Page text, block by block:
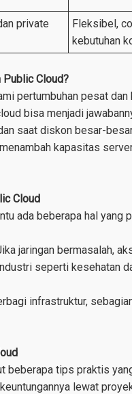
private
Fleksibel,
kebutuhan
Public Cloud?
pertumbuhan pesat
bisa menjadi
saat diskon besar-
kapasitas
Cloud
ada beberapa hal yang
jaringan bermasalah,
seperti kesehatan
infrastruktur,
beberapa tips praktis
lewat